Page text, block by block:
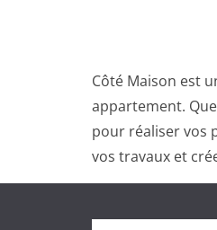
Côté Maison est
appartement.
pour réaliser vos
vos travaux et